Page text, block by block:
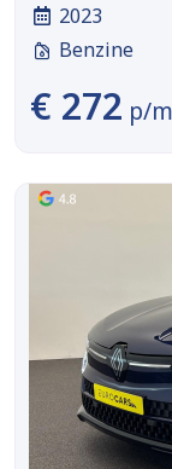
2023
Benzine
€ 272 p/m